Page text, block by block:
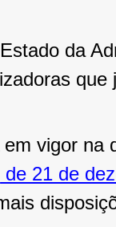
da
vigor na
21 de